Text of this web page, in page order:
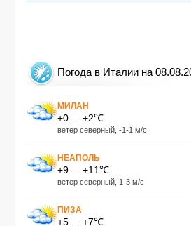
Погода в Италии на
МИЛАН
+0 ... +2℃
ветер северный, -1-1 м/с
НЕАПОЛЬ
+9 ... +11℃
ветер северный, 1-3 м/с
ПИЗА
+5 ... +7℃